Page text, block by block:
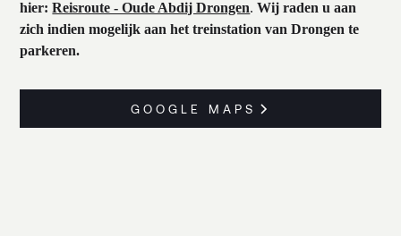
hier:Reisroute - Oude Abdij Drongen.Wij raden u aan
zich indien mogelijk aan het treinstation van Drongen te
parkeren.
GOOGLE MAPS